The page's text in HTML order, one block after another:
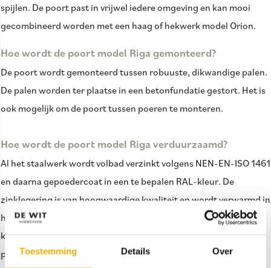
Toestemming Details Over
spijlen. De poort past in vrijwel iedere omgeving en kan mooi
gecombineerd worden met een haag of hekwerk model Orion.
Hoe wordt de poort model Riga gemonteerd?
De poort wordt gemonteerd tussen robuuste, dikwandige palen.
De palen worden ter plaatse in een betonfundatie gestort. Het is
ook mogelijk om de poort tussen poeren te monteren.
Hoe wordt de poort model Riga verduurzaamd?
Al het staalwerk wordt volbad verzinkt volgens NEN-EN-ISO 1461
en daarna gepoedercoat in een te bepalen RAL-kleur. De
zinklegering is van hoogwaardige kwaliteit en wordt verwarmd in
het zink-bad tot 450 graden, zodat wij een roestvrij hekwerk
kunnen garanderen. Daarnaast gebruiken wij hoogwaardig
poeder, voor het poedercoaten van onze hekwerken, met als